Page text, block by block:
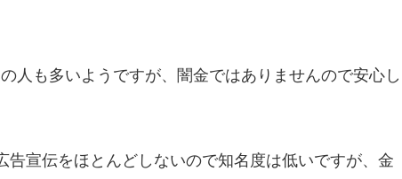
人も多いようですが、闇金ではありませんので安心し
宣伝をほとんどしないので知名度は低いですが、金